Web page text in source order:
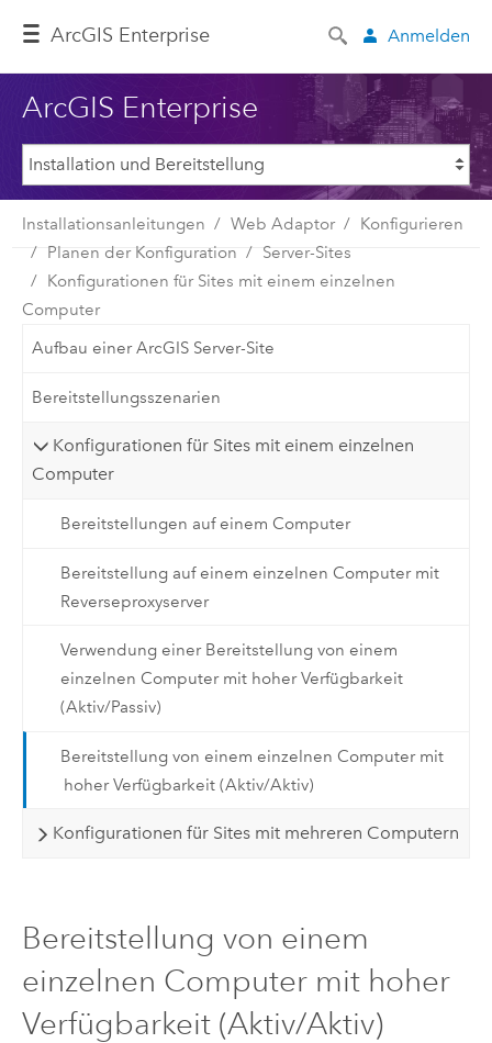
ArcGIS Enterprise Anmelden
ArcGIS Enterprise
Installationsanleitungen Web Adaptor
Konfigurieren
Planen der Konfiguration
Server-Sites
Konfigurationen für Sites mit einem einzelnen
Computer
Aufbau einer ArcGIS Server-Site
Bereitstellungsszenarien
Konfigurationen für Sites mit einem einzelnen
Computer
Bereitstellungen auf einem Computer
Bereitstellung auf einem einzelnen Computer mit
Reverseproxyserver
Verwendung einer Bereitstellung von einem
einzelnen Computer mit hoher Verfügbarkeit
(Aktiv/Passiv)
Bereitstellung von einem einzelnen Computer mit
hoher Verfügbarkeit (Aktiv/Aktiv)
Konfigurationen für Sites mit mehreren Computern
Bereitstellung von einem
einzelnen Computer mit hoher
Verfügbarkeit (Aktiv/Aktiv)